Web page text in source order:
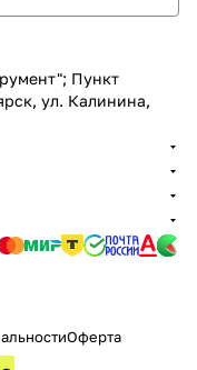
Пункт
ул. Калинина,
Оферта